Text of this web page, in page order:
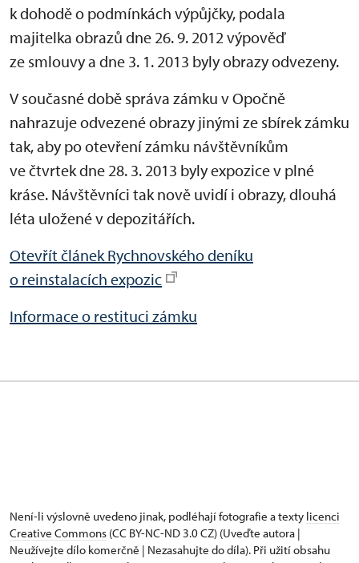
k dohodě o podmínkách výpůjčky, podala
majitelka obrazů dne 26. 9. 2012 výpověď
ze smlouvy a dne 3. 1. 2013 byly obrazy odvezeny.
V současné době správa zámku v Opočně
nahrazuje odvezené obrazy jinými ze sbírek zámku
tak, aby po otevření zámku návštěvníkům
ve čtvrtek dne 28. 3. 2013 byly expozice v plné
kráse. Návštěvníci tak nově uvidí i obrazy, dlouhá
léta uložené v depozitářích.
Otevřít článek Rychnovského deníku
o reinstalacích expozic
Informace o restituci zámku
Není-li výslovně uvedeno jinak, podléhají fotografie a texty licenci
Creative Commons (CC BY-NC-ND 3.0 CZ) (Uveďte autora |
Neužívejte dílo komerčně | Nezasahujte do díla). Při užití obsahu